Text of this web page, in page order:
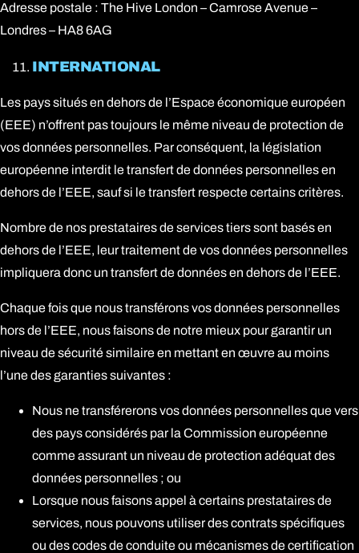
Adresse postale : The Hive London – Camrose Avenue –
Londres – HA8 6AG
INTERNATIONAL
Les pays situés en dehors de l’Espace économique européen
(EEE) n’offrent pas toujours le même niveau de protection de
vos données personnelles. Par conséquent, la législation
européenne interdit le transfert de données personnelles en
dehors de l’EEE, sauf si le transfert respecte certains critères.
Nombre de nos prestataires de services tiers sont basés en
dehors de l’EEE, leur traitement de vos données personnelles
impliquera donc un transfert de données en dehors de l’EEE.
Chaque fois que nous transférons vos données personnelles
hors de l’EEE, nous faisons de notre mieux pour garantir un
niveau de sécurité similaire en mettant en œuvre au moins
l’une des garanties suivantes :
Nous ne transférerons vos données personnelles que vers
des pays considérés par la Commission européenne
comme assurant un niveau de protection adéquat des
données personnelles ; ou
Lorsque nous faisons appel à certains prestataires de
services, nous pouvons utiliser des contrats spécifiques
ou des codes de conduite ou mécanismes de certification